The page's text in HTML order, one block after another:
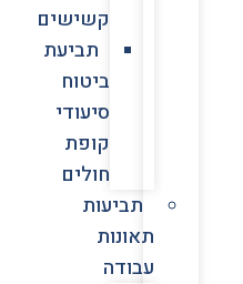
קשישים
תביעת
ביטוח
סיעודי
קופת
חולים
תביעות
תאונות
עבודה